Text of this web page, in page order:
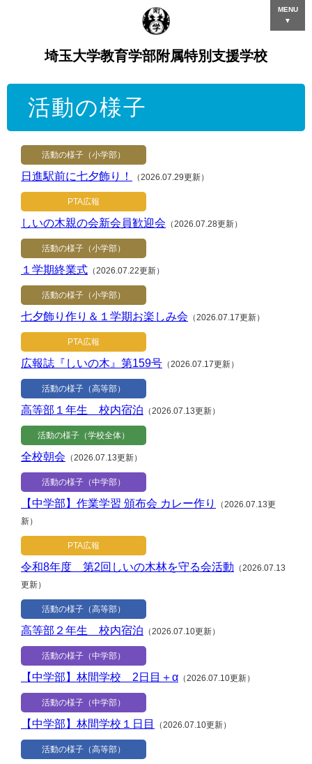
埼玉大学教育学部附属特別支援学校
MENU
▼
活動の様子
活動の様子（小学部）
日進駅前に七夕飾り！ （2026.07.29更新）
PTA広報
しいの木親の会新会員歓迎会 （2026.07.28更新）
活動の様子（小学部）
１学期終業式 （2026.07.22更新）
活動の様子（小学部）
七夕飾り作り＆１学期お楽しみ会 （2026.07.17更新）
PTA広報
広報誌『しいの木』第159号 （2026.07.17更新）
活動の様子（高等部）
高等部１年生 校内宿泊 （2026.07.13更新）
活動の様子（学校全体）
全校朝会 （2026.07.13更新）
活動の様子（中学部）
【中学部】作業学習 頒布会 カレー作り
（2026.07.13更
新）
PTA広報
令和8年度 第2回しいの木林を守る会活動 （2026.07.13
更新）
活動の様子（高等部）
高等部２年生 校内宿泊 （2026.07.10更新）
活動の様子（中学部）
【中学部】林間学校 2日目＋α （2026.07.10更新）
活動の様子（中学部）
【中学部】林間学校１日目 （2026.07.10更新）
活動の様子（高等部）